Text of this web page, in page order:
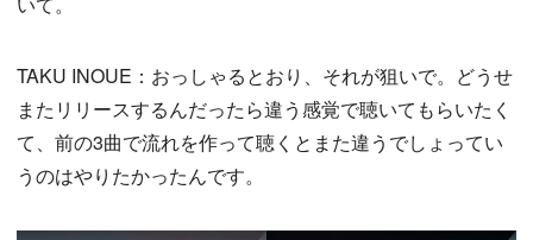
TAKU INOUE：おっしゃるとおり、それが狙いで。どうせ
またリリースするんだったら違う感覚で聴いてもらいたく
て、前の3曲で流れを作って聴くとまた違うでしょってい
うのはやりたかったんです。